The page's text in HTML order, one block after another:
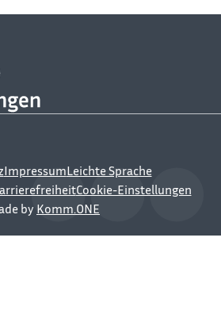
ImpressumLeichte Sprache
Cookie-Einstellungen
by Komm.ONE